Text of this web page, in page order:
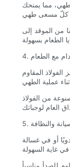
مما يمنحك
من الموقد إلى
مع الطعام
المقاوم
من الفولاذ
والنظافة
أو في غسالة